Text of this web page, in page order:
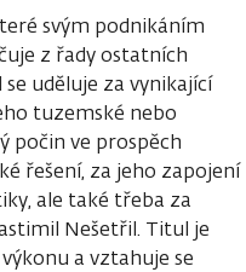
svým podnikáním
z řady ostatních
uděluje za vynikající
tuzemské nebo
počin ve prospěch
řešení, za jeho zapojení
ale také třeba za
Nešetřil. Titul je
a vztahuje se